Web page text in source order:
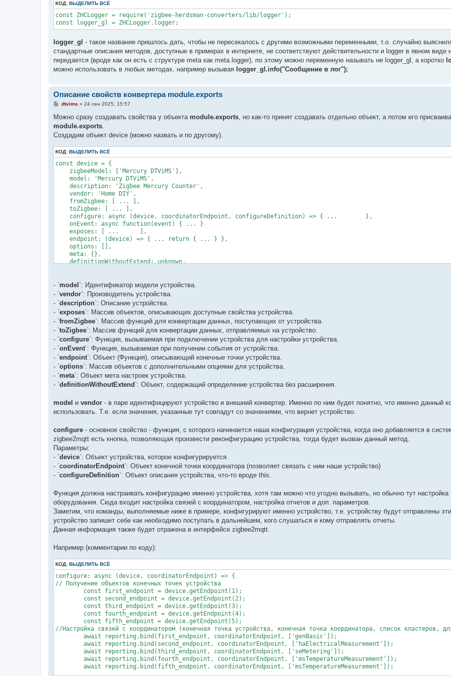
КОД: ВЫДЕЛИТЬ ВСЁ
const ZHCLogger = require('zigbee-herdsman-converters/lib/logger');
const logger_gl = ZHCLogger.logger;
logger_gl - такое название пришлось дать, чтобы не пересекалось с другими возможными переменными, т.о. случайно
стандартные описания методов, доступные в примерах в интернете, не соответствуют действительности и logger в явном виде
передается (вроде как он есть с структуре meta как meta.logger), по этому можно переменную называть не logger_gl, а коротко
можно использовать в любых методах, например вызывая logger_gl.info("Сообщение в лог");
Описание свойств конвертера module.exports
С
о
щ
е
и
е
dtvims » 24 сен 2025, 15:57
Можно сразу создавать свойства у объекта module.exports, но как-то принят создавать отдельно объект, а потом его
module.exports.
Создадим объект device (можно назвать и по другому).
КОД: ВЫДЕЛИТЬ ВСЁ
const device = {
    zigbeeModel: ['Mercury DTViMS'],
    model: 'Mercury DTViMS',
    description: 'Zigbee Mercury Counter',
    vendor: 'Home DIY',
    fromZigbee: [ ... ],
    toZigbee: [ ... ],
    configure: async (device, coordinatorEndpoint, configureDefinition) => { ...	},
    onEvent: async function(event) { ... }
    exposes: [ ...	],
    endpoint: (device) => { ... return { ... } },
    options: [],
    meta: {},
    definitionWithoutExtend: unknown,
- `model `: Идентификатор модели устройства.
- `vendor`: Производитель устройства.
- `description`: Описание устройства.
- `exposes`: Массив объектов, описывающих доступные свойства устройства.
- `fromZigbee`: Массив функций для конвертации данных, поступающих от устройства.
- `toZigbee`: Массив функций для конвертации данных, отправляемых на устройство.
- `configure`: Функция, вызываемая при подключении устройства для настройки устройства.
- `onEvent`: Функция, вызываемая при получении события от устройства.
- `endpoint`: Объект (Функция), описывающий конечные точки устройства.
- `options`: Массив объектов с дополнительными опциями для устройства.
- `meta`: Объект мета настроек устройства.
- `definitionWithoutExtend `: Объект, содержащий определение устройства без расширения.
model и vendor - в паре идентифицируют устройство и внешний конвертер. Именно по ним будет понятно, что именно данный
использовать. Т.е. если значения, указанные тут совпадут со значениями, что вернет устройство.
configure - основное свойство - функция, с которого начинается наша конфигурация устройства, когда оно добавляется в
zigbee2mqtt есть кнопка, позволяющая произвести реконфигурацию устройства, тогда будет вызван данный метод.
Параметры:
- `device`: Объект устройства, которое конфигурируется.
- `coordinatorEndpoint`: Объект конечной точки координатора (позволяет связать с ним наше устройство)
- `configureDefinition`: Объект описания устройства, что-то вроде this.
Функция должна настраивать конфигурацию именно устройства, хотя там можно что угодно вызывать, но обычно тут настройка
оборудования. Сюда входит настройка связей с координатором, настройка отчетов и доп. параметров.
Заметим, что команды, выполняемые ниже в примере, конфигурируют именно устройство, т.е. устройству будут отправлены
устройство запишет себе как необходимо поступать в дальнейшем, кого слушаться и кому отправлять отчеты.
Данная информация также будет отражена в интерфейсе zigbee2mqtt.
Например (комментарии по коду):
КОД: ВЫДЕЛИТЬ ВСЁ
configure: async (device, coordinatorEndpoint) => {
// Получение объектов конечных точек устройства
        const first_endpoint = device.getEndpoint(1);
        const second_endpoint = device.getEndpoint(2);
        const third_endpoint = device.getEndpoint(3);
        const fourth_endpoint = device.getEndpoint(4);
        const fifth_endpoint = device.getEndpoint(5);
//Настройка связей с координатором (конечная точка устройства, конечная точка координатора, список кластеров,
        await reporting.bind(first_endpoint, coordinatorEndpoint, ['genBasic']);
        await reporting.bind(second_endpoint, coordinatorEndpoint, ['haElectricalMeasurement']);
        await reporting.bind(third_endpoint, coordinatorEndpoint, ['seMetering']);
        await reporting.bind(fourth_endpoint, coordinatorEndpoint, ['msTemperatureMeasurement']);
        await reporting.bind(fifth_endpoint, coordinatorEndpoint, ['msTemperatureMeasurement']);